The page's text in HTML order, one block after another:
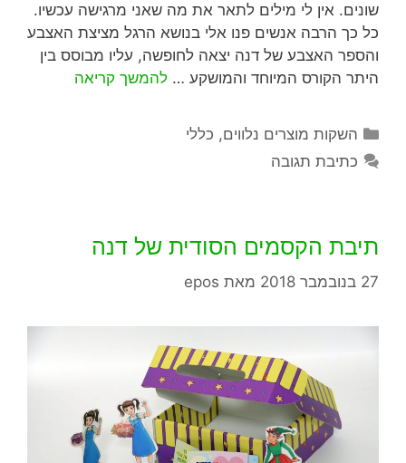
שונים. אין לי מילים לתאר את מה שאני מרגישה עכשיו.
כל כך הרבה אנשים פנו אלי בנושא הרגל מציצת האצבע
והספר האצבע של דנה יצאה לחופשה, עליו מבוסס בין
היתר הקורס המיוחד והמושקע … להמשך קריאה
השקות מוצרים נלווים, כללי
כתיבת תגובה
תיבת הקסמים הסודית של דנה
27 בנובמבר 2018 מאת epos